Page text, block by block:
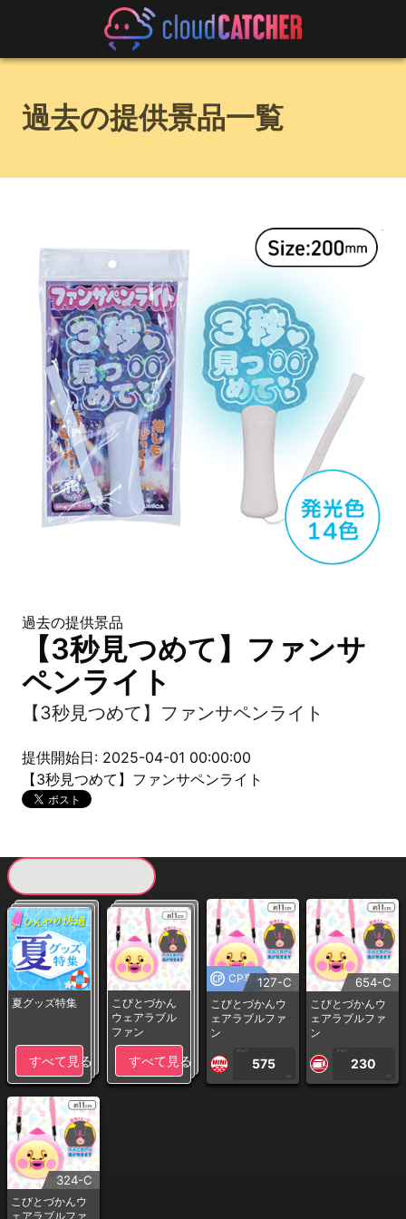
過去の提供景品一覧
過去の提供景品
【3秒見つめて】ファンサ
ペンライト
【3秒見つめて】ファンサペンライト
提供開始日: 2025-04-01 00:00:00
【3秒見つめて】ファンサペンライト
夏グッズ特集
すべて見る
こびとづかん
ウェアラブル
ファン
すべて見る
CP専用127-C
こびとづかんウ
ェアラブルファ
ン
1PLAY
575
CP
654-C
こびとづかんウ
ェアラブルファ
ン
1PLAY
230
CP
324-C
こびとづかんウ
ェアラブルファ